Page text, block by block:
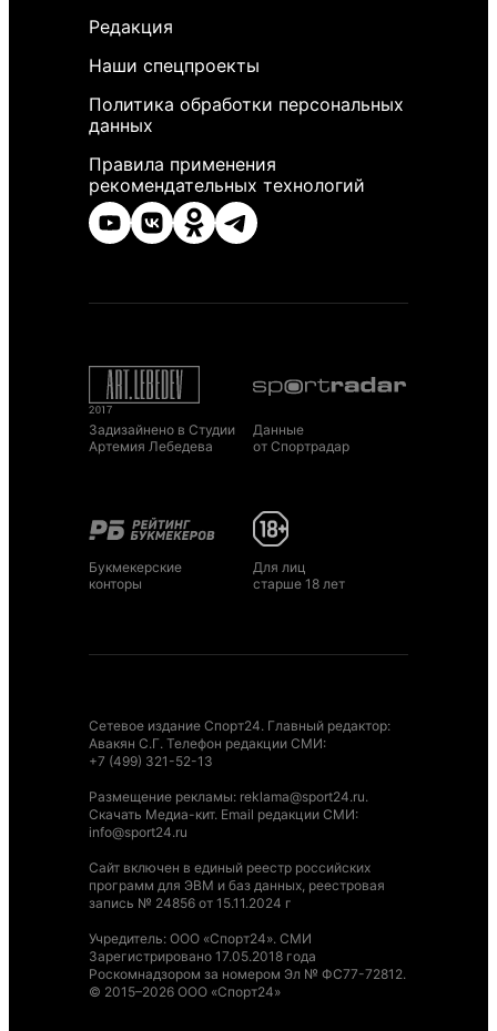
Редакция
Наши спецпроекты
Политика обработки персональных
данных
Правила применения
рекомендательных технологий
Задизайнено в Студии
Артемия Лебедева
Данные
от Спортрадар
Букмекерские
конторы
Для лиц
старше 18 лет
Сетевое издание Спорт24. Главный редактор:
Авакян С.Г. Телефон редакции СМИ:
+7 (499) 321-52-13
Размещение рекламы: reklama@sport24.ru.
Скачать Медиа-кит. Email редакции СМИ:
info@sport24.ru
Сайт включен в единый реестр российских
программ для ЭВМ и баз данных, реестровая
запись № 24856 от 15.11.2024 г
Учредитель: ООО «Спорт24». СМИ
Зарегистрировано 17.05.2018 года
Роскомнадзором за номером Эл № ФС77-72812.
© 2015–2026 ООО «Спорт24»